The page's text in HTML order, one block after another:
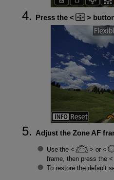
Press the
Adjust the Zone AF
Use the or
frame, then press the
To restore the default